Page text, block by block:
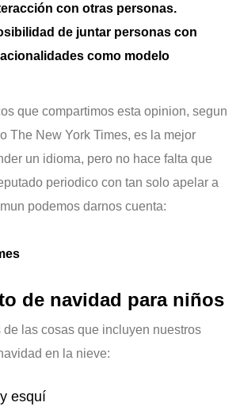
con otras personas.
de juntar personas con
como modelo
que compartimos esta opinion, segun
The New York Times, es la mejor
un idioma, pero no hace falta que
periodico con tan solo apelar a
podemos darnos cuenta:
de navidad para niños
de las cosas que incluyen nuestros
en la nieve:
esquí